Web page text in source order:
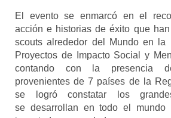
El evento se enmarcó en el
acción e historias de éxito que
scouts alrededor del Mundo en la
Proyectos de Impacto Social y
contando con la presencia
provenientes de 7 países de la
se logró constatar los
se desarrollan en todo el